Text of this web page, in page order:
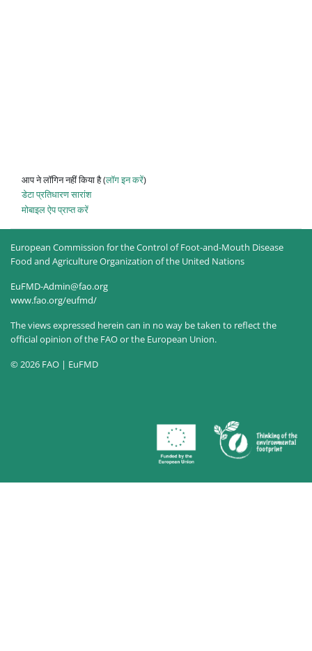
आप ने लॉगिन नहीं किया है (लॉग इन करें)
डेटा प्रतिधारण सारांश
मोबाइल ऐप प्राप्त करें
European Commission for the Control of Foot-and-Mouth Disease
Food and Agriculture Organization of the United Nations
EuFMD-Admin@fao.org
www.fao.org/eufmd/
The views expressed herein can in no way be taken to reflect the
official opinion of the FAO or the European Union.
© 2026 FAO | EuFMD